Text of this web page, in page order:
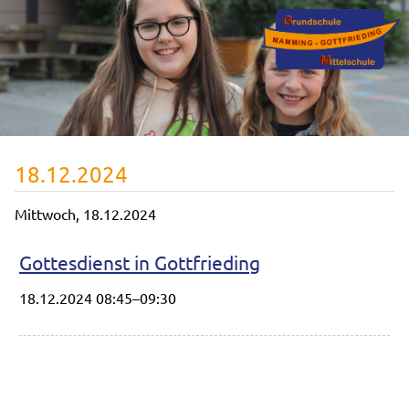
18.12.2024
Mittwoch, 18.12.2024
Gottesdienst in Gottfrieding
18.12.2024 08:45–09:30